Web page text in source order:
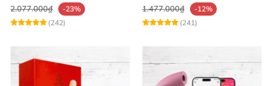
2.077.000₫
-23%
(242)
1.477.000₫
-12%
(241)